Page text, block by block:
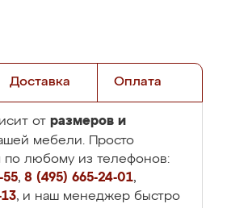
Доставка Оплата
от размеров и
мебели. Просто
по любому из телефонов:
55, 8 (495) 665-24-01,
, и наш менеджер быстро